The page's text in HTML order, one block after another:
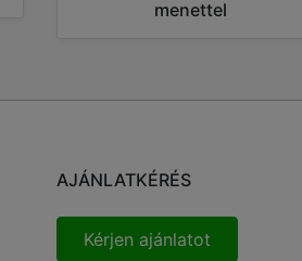
menettel
AJÁNLATKÉRÉS
Kérjen ajánlatot